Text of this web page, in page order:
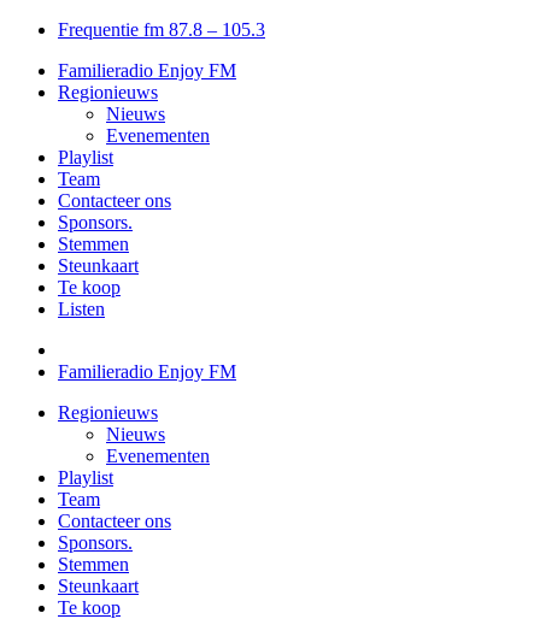
Frequentie fm 87.8 – 105.3
Familieradio Enjoy FM
Regionieuws
Nieuws
Evenementen
Playlist
Team
Contacteer ons
Sponsors.
Stemmen
Steunkaart
Te koop
Listen
Familieradio Enjoy FM
Regionieuws
Nieuws
Evenementen
Playlist
Team
Contacteer ons
Sponsors.
Stemmen
Steunkaart
Te koop